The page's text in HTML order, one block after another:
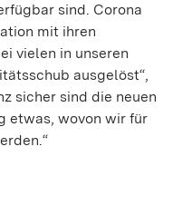
sind. Corona
mit ihren
vielen in unseren
ausgelöst“,
sicher sind die neuen
etwas, wovon wir für